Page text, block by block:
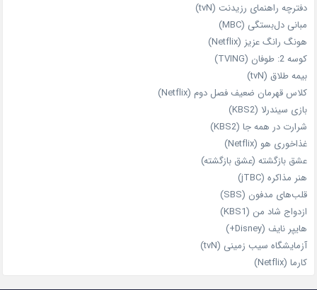
دفترچه راهنمای رزیدنت (tvN)
مبانی دل‌بستگی (MBC)
هونگ رانگ عزیز (Netflix)
کوسه 2: طوفان (TVING)
بیمه طلاق (tvN)
کلاس قهرمان ضعیف فصل دوم (Netflix)
بازی سیندرلا (KBS2)
شرارت در همه‌ جا (KBS2)
غذاخوری هو (Netflix)
عشق بازگشته (عشق بازگشته)
هنر مذاکره (jTBC)
قلب‌های مدفون (SBS)
ازدواج شاد من (KBS1)
هایپر نایف (Disney+)
آزمایشگاه سیب‌ زمینی (tvN)
کارما (Netflix)